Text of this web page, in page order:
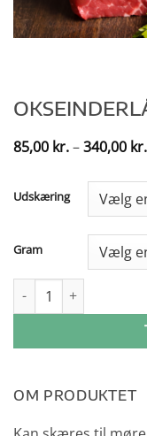
85,00 kr.–340,00 kr.
Udskæring
Gram
Okseinderlår antal
OM PRODUKTET